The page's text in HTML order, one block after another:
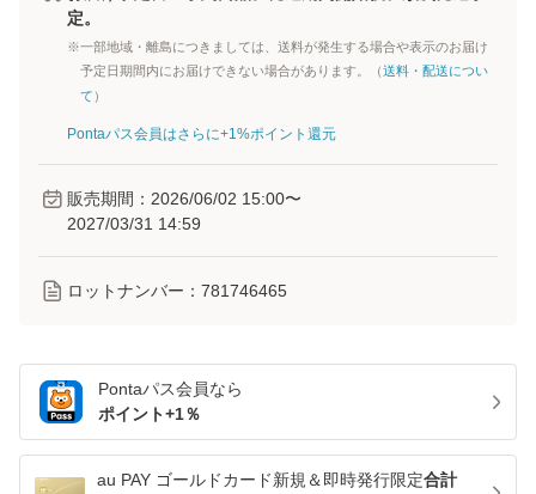
定。
※一部地域・離島につきましては、送料が発生する場合や表示のお届け
予定日期間内にお届けできない場合があります。（送料・配送につい
て ）
Pontaパス会員はさらに+1%ポイント還元
販売期間： 2026/06/02 15:00〜
2027/03/31 14:59
ロットナンバー： 781746465
Pontaパス会員なら
ポイント+1％
au PAY ゴールドカード新規＆即時発行限定合計